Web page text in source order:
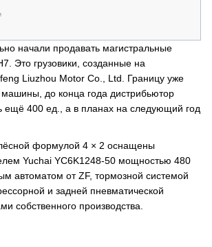
начали продавать магистральные
Это грузовики, созданные на
Liuzhou Motor Co., Ltd. Границу уже
до конца года дистрибьютор
ещё 400 ед., а в планах на следующий год
формулой 4 × 2 оснащены
Yuchai YC6K1248-50 мощностью 480
автоматом от ZF, тормозной системой
и задней пневматической
собственного производства.